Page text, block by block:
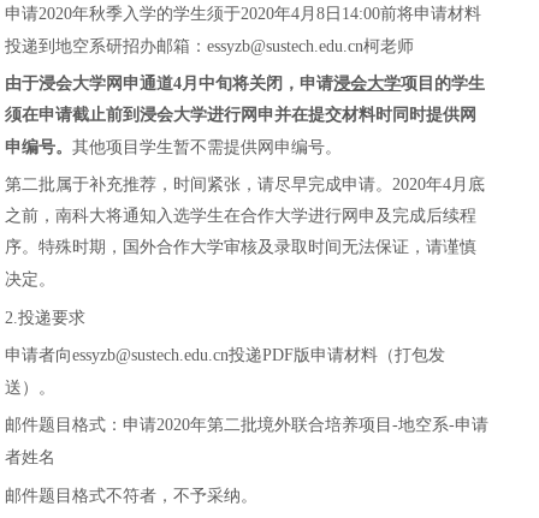
申请2020年秋季入学的学生须于2020年4月8 日 14:00前将申请材料
投递到地空系研招办邮箱：essyzb@sustech.edu.cn柯老师
由于浸会大学网申通道4月中旬将关闭，申请浸会大学项目的学生
须在申请截止前到浸会大学进行网申并在提交材料时同时提供网
申编号。其他项目学生暂不需提供网申编号。
第二批属于补充推荐，时间紧张，请尽早完成申请。2020年4月底
之前，南科大将通知入选学生在合作大学进行网申及完成后续程
序。特殊时期，国外合作大学审核及录取时间无法保证，请谨慎
决定。
2.投递要求
申请者向essyzb@sustech.edu.cn投递PDF版申请材料（打包发
送）。
邮件题目格式：申请2020年第二批境外联合培养项目-地空系-申请
者姓名
邮件题目格式不符者，不予采纳。